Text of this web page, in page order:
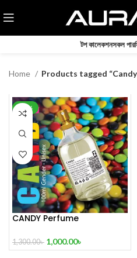
টপ কালেকশনসকল
Home Products tagged
-23%
CANDY Perfume
1,300.00৳ 1,000.00৳